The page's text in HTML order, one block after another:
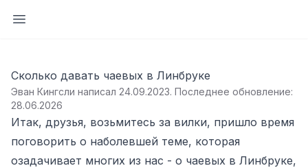
Открыть боковую панель
Сколько давать чаевых в Линбруке
Эван Кингсли написал 24.09.2023. Последнее обновление:
28.06.2026
Итак, друзья, возьмитесь за вилки, пришло время
поговорить о наболевшей теме, которая
озадачивает многих из нас - о чаевых в Линбруке,